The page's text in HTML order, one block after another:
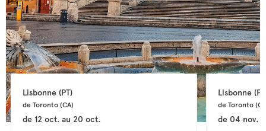
Lisbonne (PT)
de Toronto (CA)
de 12 oct.au 20 oct.
Lisbonne
de Toronto
de 04 nov.